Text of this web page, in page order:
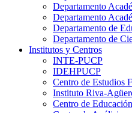
Departamento
Departamento
Departamento de
Departamento de
Institutos y Centros
INTE-PUCP
IDEHPUCP
Centro de Estudios
Instituto Riva-
Centro de